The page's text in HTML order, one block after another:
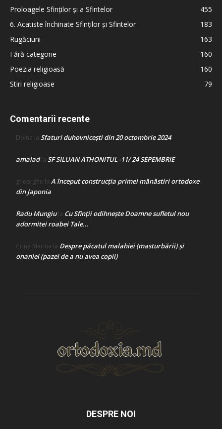
Proloagele Sfinților și a Sfintelor
455
6. Acatiste închinate Sfinților și Sfintelor
183
Rugăciuni
163
Fără categorie
160
Poezia religioasă
160
Stiri religioase
79
Comentarii recente
Doina la Sfaturi duhovnicești din 20 octombrie 2024
amaladla SF SILUAN ATHONITUL -11/ 24 SEPEMBRIE
gheorghe la A început construcţia primei mănăstiri ortodoxe
din Japonia
Radu Mungiula Cu Sfinții odihnește Doamne sufletul nou
adormitei roabei Tale…
Crina Marina la Despre păcatul malahiei (masturbării) şi
onaniei (pazei de a nu avea copii)
DESPRE NOI